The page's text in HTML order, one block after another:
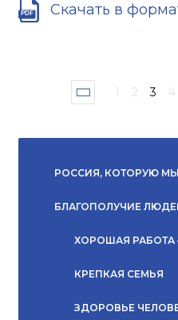
Скачать в
1 2 3 4
РОССИЯ, КОТОРУЮ
БЛАГОПОЛУЧИЕ
ХОРОШАЯ РАБОТА
КРЕПКАЯ СЕМЬЯ
ЗДОРОВЬЕ